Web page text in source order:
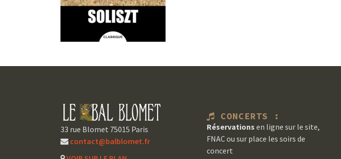
33 rue Blomet 75015 Paris
contact@balblomet.fr
CONCERTS :
Réservations en ligne sur le site,
FNAC ou sur place les soirs de
concert